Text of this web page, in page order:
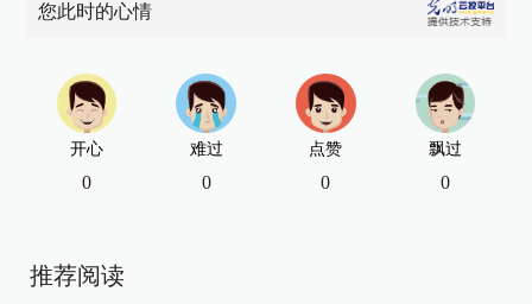
您此时的心情
开心
0
难过
0
点赞
0
飘过
0
推荐阅读